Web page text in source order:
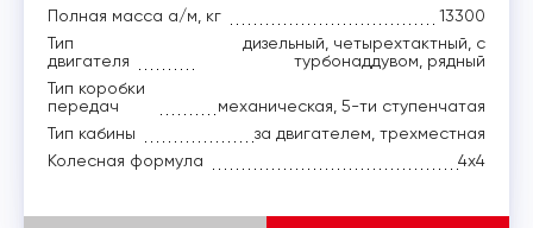
Полная масса а/м, кг
13300
Тип
двигателя
дизельный, четырехтактный, с
турбонаддувом, рядный
Тип коробки
передач
механическая, 5-ти ступенчатая
Тип кабины
за двигателем, трехместная
Колесная формула
4x4